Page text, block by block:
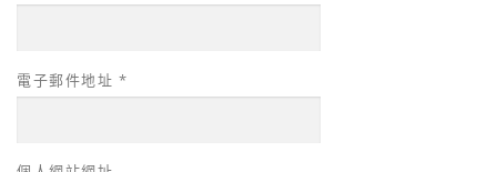
電子郵件地址 *